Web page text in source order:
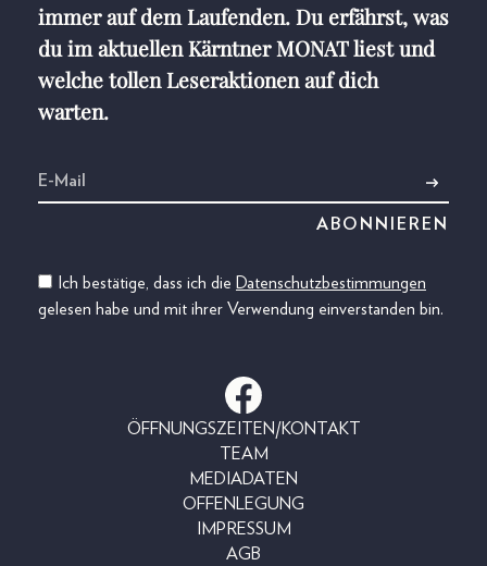
immer auf dem Laufenden. Du erfährst, was
du im aktuellen Kärntner MONAT liest und
welche tollen Leseraktionen auf dich
warten.
Ich bestätige, dass ich die Datenschutzbestimmungen
gelesen habe und mit ihrer Verwendung einverstanden bin.
ÖFFNUNGSZEITEN/KONTAKT
TEAM
MEDIADATEN
OFFENLEGUNG
IMPRESSUM
AGB